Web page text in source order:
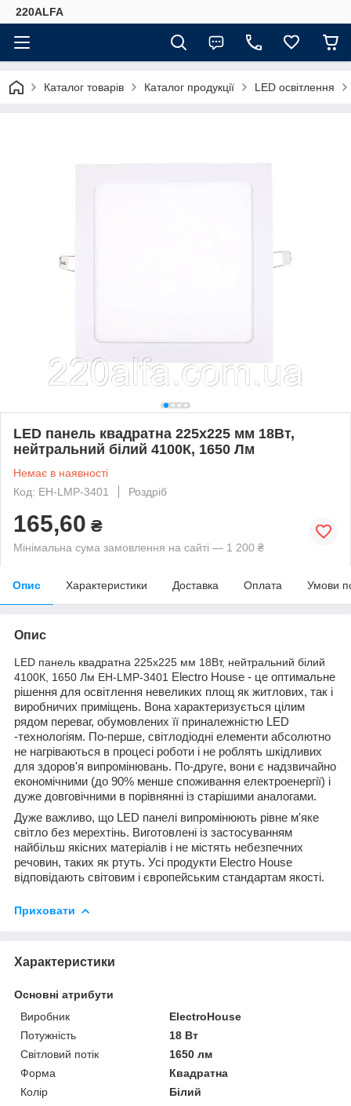
220ALFA
Каталог товарів Каталог продукції LED освітлення
LED панель квадратна 225х225 мм 18Вт,
нейтральний білий 4100К, 1650 Лм
Немає в наявності
Код: EH-LMP-3401
Роздріб
165,60 ₴
Мінімальна сума замовлення на сайті — 1 200 ₴
Опис Характеристики Доставка Оплата Умови
Опис
LED панель квадратна 225х225 мм 18Вт, нейтральний білий
4100К, 1650 Лм EH-LMP-3401 Electro House - це оптимальне
рішення для освітлення невеликих площ як житлових, так і
виробничих приміщень. Вона характеризується цілим
рядом переваг, обумовлених її приналежністю LED
-технологіям. По-перше, світлодіодні елементи абсолютно
не нагріваються в процесі роботи і не роблять шкідливих
для здоров'я випромінювань. По-друге, вони є надзвичайно
економічними (до 90% менше споживання електроенергії) і
дуже довговічними в порівнянні із старішими аналогами.
Дуже важливо, що LED панелі випромінюють рівне м'яке
світло без мерехтінь. Виготовлені із застосуванням
найбільш якісних матеріалів і не містять небезпечних
речовин, таких як ртуть. Усі продукти Electro House
відповідають світовим і європейським стандартам якості.
Приховати
Характеристики
Основні атрибути
Виробник
ElectroHouse
Потужність
18 Вт
Світловий потік
1650 лм
Форма
Квадратна
Колір
Білий